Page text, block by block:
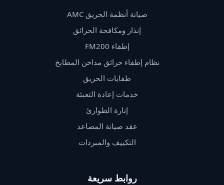
صيانة أنظمة الحريق AMC
إنذار ومكافحة الحرائق
إطفاء FM200
نظام إطفاء حرائق مداخن المطابخ
طفايات الحريق
خدمات إعادة التعبئة
إنارة الطوارئ
عقد صيانة المصاعد
التكييف والمبردات
روابط سريعة